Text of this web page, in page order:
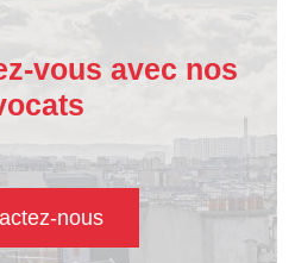
vous avec nos
nous